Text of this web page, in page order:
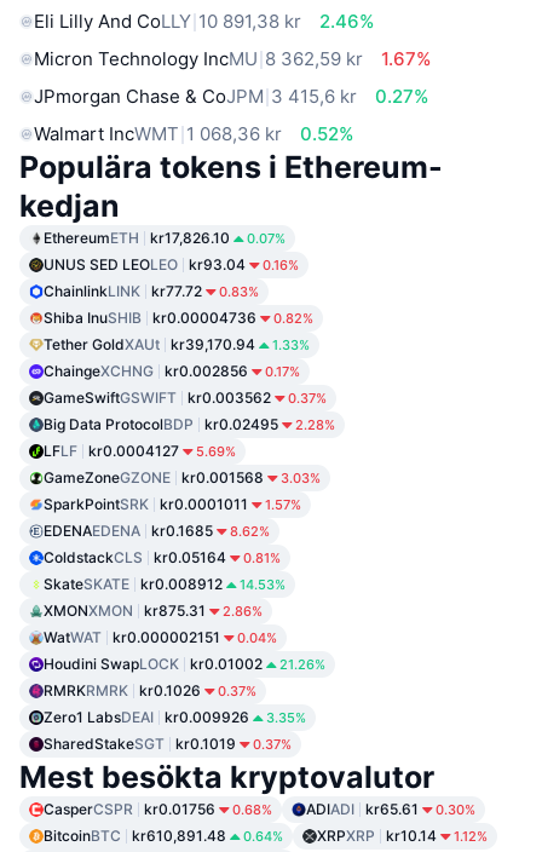
Eli Lilly And CoLLY 10 891,38 kr
2.46%
Micron Technology IncMU 8 362,59 kr
1.67%
JPmorgan Chase & CoJPM 3 415,6 kr
0.27%
Walmart IncWMT 1 068,36 kr 0.52%
Populära tokens i Ethereum-
kedjan
EthereumETH kr17,826.10 0.07%
UNUS SED LEOLEO kr93.04 0.16%
ChainlinkLINK kr77.72 0.83%
Shiba InuSHIB kr0.00004736 0.82%
Tether GoldXAUt kr39,170.94 1.33%
ChaingeXCHNG kr0.002856 0.17%
GameSwiftGSWIFT kr0.003562 0.37%
Big Data ProtocolBDP kr0.02495 2.28%
LFLF kr0.0004127 5.69%
GameZoneGZONE kr0.001568 3.03%
SparkPointSRK kr0.0001011 1.57%
EDENAEDENA kr0.1685 8.62%
ColdstackCLS kr0.05164 0.81%
SkateSKATE kr0.008912 14.53%
XMONXMON kr875.31 2.86%
WatWAT kr0.000002151 0.04%
Houdini SwapLOCK kr0.01002 21.26%
RMRKRMRK kr0.1026 0.37%
Zero1 LabsDEAI kr0.009926 3.35%
SharedStakeSGT kr0.1019 0.37%
Mest besökta kryptovalutor
CasperCSPR kr0.01756 0.68% ADIADI kr65.61 0.30%
BitcoinBTC kr610,891.48 0.64% XRPXRP kr10.14 1.12%